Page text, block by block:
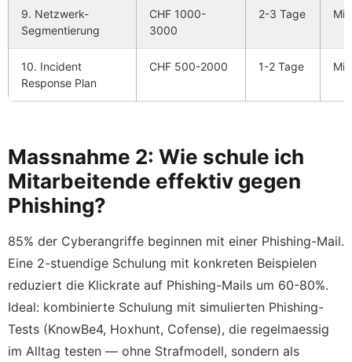
9. Netzwerk-
Segmentierung
CHF 1000-
3000
2-3 Tage
10. Incident
Response Plan
CHF 500-2000 1-2 Tage
Massnahme 2: Wie schule ich
Mitarbeitende effektiv gegen
Phishing?
85% der Cyberangriffe beginnen mit einer Phishing-Mail.
Eine 2-stuendige Schulung mit konkreten Beispielen
reduziert die Klickrate auf Phishing-Mails um 60-80%.
Ideal: kombinierte Schulung mit simulierten Phishing-
Tests (KnowBe4, Hoxhunt, Cofense), die regelmaessig
im Alltag testen — ohne Strafmodell, sondern als